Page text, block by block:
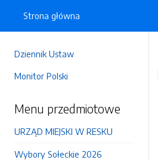
Dziennik Ustaw
Monitor Polski
Menu przedmiotowe
URZĄD MIEJSKI W RESKU
Wybory Sołeckie 2026
Strona główna